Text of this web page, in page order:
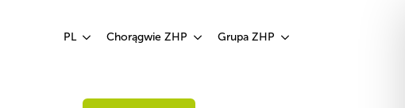
PL Chorągwie ZHP Grupa ZHP